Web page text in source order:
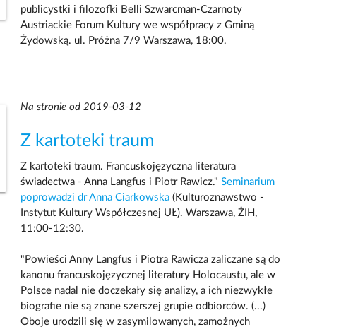
publicystki i filozofki Belli Szwarcman-Czarnoty
Austriackie Forum Kultury we współpracy z Gminą
Żydowską. ul. Próżna 7/9 Warszawa, 18:00.
Na stronie od 2019-03-12
Z kartoteki traum
Z kartoteki traum. Francuskojęzyczna literatura
świadectwa - Anna Langfus i Piotr Rawicz." Seminarium
poprowadzi dr Anna Ciarkowska (Kulturoznawstwo -
Instytut Kultury Współczesnej UŁ). Warszawa, ŻIH,
11:00-12:30.
"Powieści Anny Langfus i Piotra Rawicza zaliczane są do
kanonu francuskojęzycznej literatury Holocaustu, ale w
Polsce nadal nie doczekały się analizy, a ich niezwykłe
biografie nie są znane szerszej grupie odbiorców. (...)
Oboje urodzili się w zasymilowanych, zamożnych